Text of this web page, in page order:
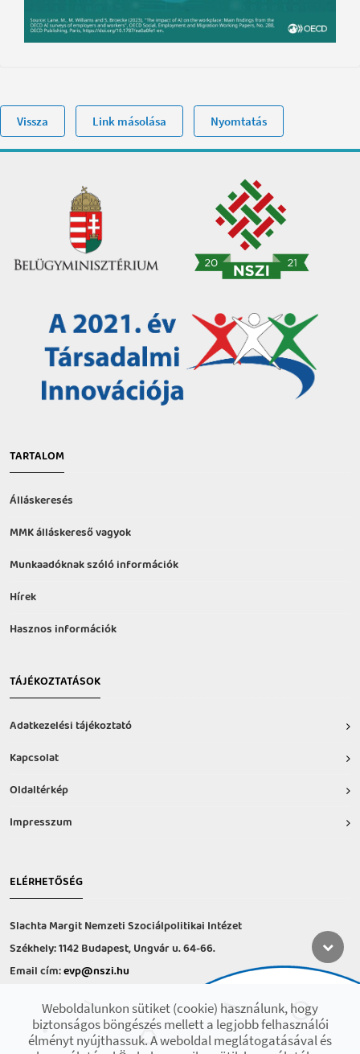
Megosztás
Vissza Link másolása Nyomtatás
TARTALOM
Álláskeresés
MMK álláskereső vagyok
Munkaadóknak szóló információk
Hírek
Hasznos információk
TÁJÉKOZTATÁSOK
Adatkezelési tájékoztató
Kapcsolat
Oldaltérkép
Impresszum
ELÉRHETŐSÉG
Slachta Margit Nemzeti Szociálpolitikai Intézet
Székhely: 1142 Budapest, Ungvár u. 64-66.
Email cím:evp@nszi.hu
hétfő-csütörtök: 8:00-16:00
péntek: 8:00-14.00
Weboldalunkon sütiket (cookie) használunk, hogy
biztonságos böngészés mellett a legjobb felhasználói
élményt nyújthassuk. A weboldal meglátogatásával és